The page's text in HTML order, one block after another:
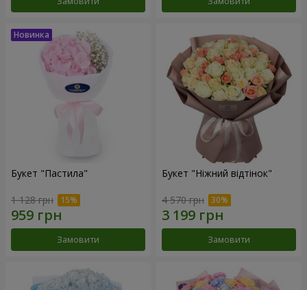
Букет "Пастила"
1 128 грн
Замовити
Букет "Ніжний відтінок"
4 570 грн
Замовити